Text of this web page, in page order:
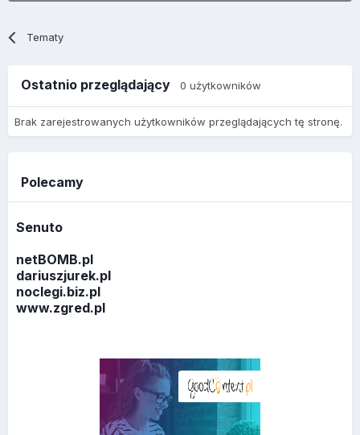
Tematy
Ostatnio przeglądający 0 użytkowników
Brak zarejestrowanych użytkowników przeglądających tę stronę.
Polecamy
Senuto
netBOMB.pl
dariuszjurek.pl
noclegi.biz.pl
www.zgred.pl